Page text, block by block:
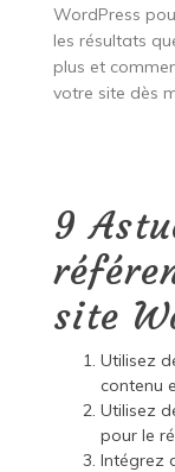
WordPress
les résultats
plus et
votre site dès
9
site
Utilisez
contenu
Utilisez
pour le
Intégrez